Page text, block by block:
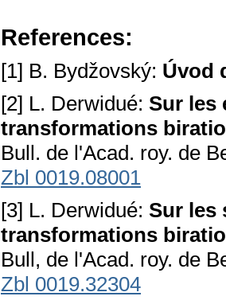
References:
[1] B. Bydžovský: Úvod
[2] L. Derwidué: Sur les
transformations
Bull. de l'Acad. roy. de
Zbl 0019.08001
[3] L. Derwidué: Sur les
transformations
Bull, de l'Acad. roy. de
Zbl 0019.32304